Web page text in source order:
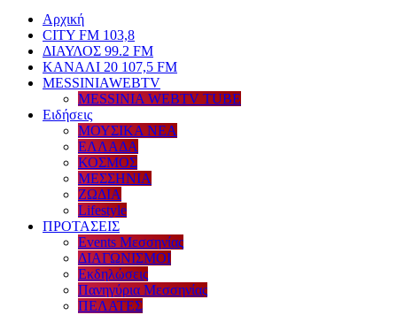
Αρχική
CITY FM 103,8
ΔΙΑΥΛΟΣ 99.2 FM
ΚΑΝΑΛΙ 20 107,5 FM
MESSINIAWEBTV
MESSINIA WEBTV TUBE
Eιδήσεις
ΜΟΥΣΙΚΑ ΝΕΑ
ΕΛΛΑΔΑ
ΚΟΣΜΟΣ
ΜΕΣΣΗΝΙΑ
ΖΩΔΙΑ
Lifestyle
ΠΡΟΤΑΣΕΙΣ
Events Μεσσηνίας
ΔΙΑΓΩΝΙΣΜΟΙ
Εκδηλώσεις
Πανηγύρια Μεσσηνίας
ΠΕΛΑΤΕΣ